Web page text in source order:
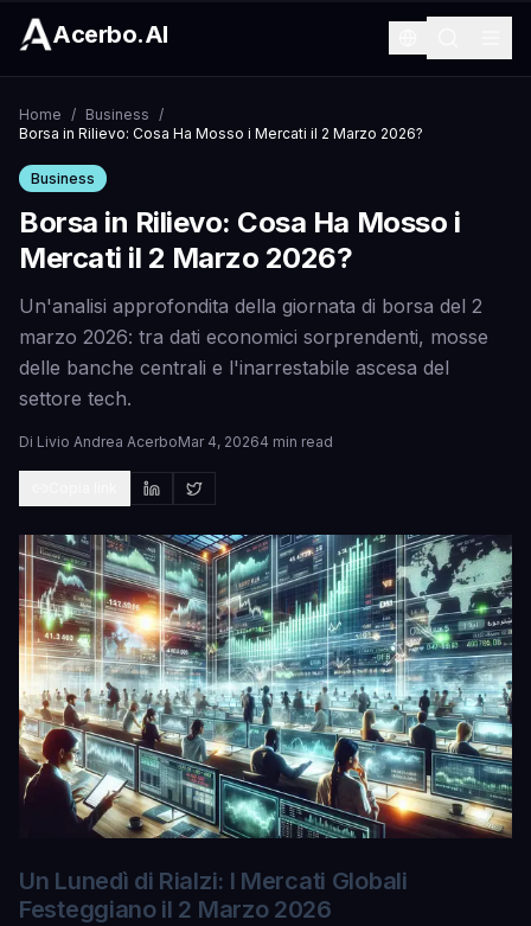
Acerbo.AI
Home / Business /
Borsa in Rilievo: Cosa Ha Mosso i Mercati il 2 Marzo 2026?
Business
Borsa in Rilievo: Cosa Ha Mosso i
Mercati il 2 Marzo 2026?
Un'analisi approfondita della giornata di borsa del 2
marzo 2026: tra dati economici sorprendenti, mosse
delle banche centrali e l'inarrestabile ascesa del
settore tech.
Di Livio Andrea AcerboMar 4, 20264 min read
Un Lunedì di Rialzi: I Mercati Globali
Festeggiano il 2 Marzo 2026